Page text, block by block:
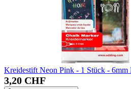
Kreidestift Neon Pink - 1 Stück - 6mm
3,20 CHF